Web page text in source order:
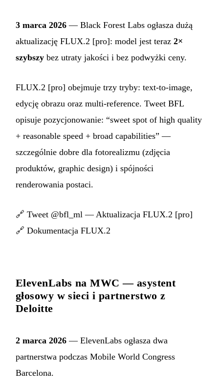
3 marca 2026 — Black Forest Labs ogłasza dużą
aktualizację FLUX.2 [pro]: model jest teraz 2×
szybszy bez utraty jakości i bez podwyżki ceny.
FLUX.2 [pro] obejmuje trzy tryby: text-to-image,
edycję obrazu oraz multi-reference. Tweet BFL
opisuje pozycjonowanie: “sweet spot of high quality
+ reasonable speed + broad capabilities” —
szczególnie dobre dla fotorealizmu (zdjęcia
produktów, graphic design) i spójności
renderowania postaci.
🔗 Tweet @bfl_ml — Aktualizacja FLUX.2 [pro]
🔗 Dokumentacja FLUX.2
ElevenLabs na MWC — asystent
głosowy w sieci i partnerstwo z
Deloitte
2 marca 2026 — ElevenLabs ogłasza dwa
partnerstwa podczas Mobile World Congress
Barcelona.